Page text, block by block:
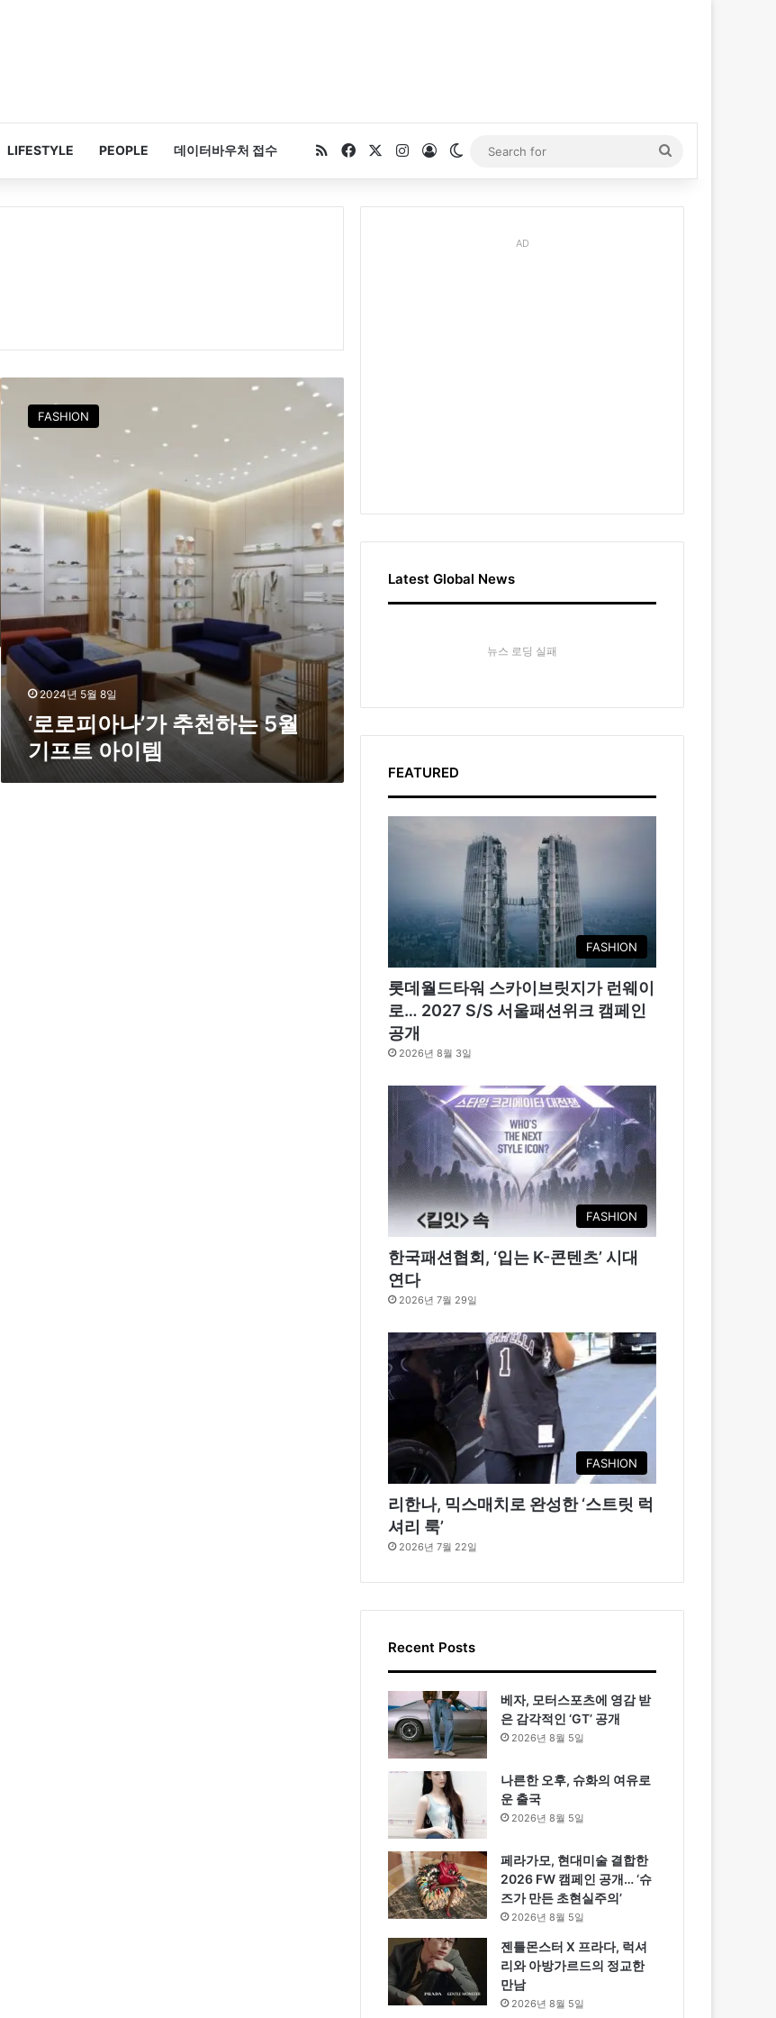
LIFESTYLE PEOPLE 데이터바우처 접수 RSS FacebookInstagram
Log InSwitch skin
for
‘
로
’
천
하
는
월
기
프
트
아
템
FASHION
2024년 5월 8일
‘로로피아나’가 추천하는 5월
기프트 아이템
AD
Latest Global News
뉴스 로딩 실패
FEATURED
FASHION
롯데월드타워 스카이브릿지가 런웨이
로… 2027 S/S 서울패션위크 캠페인
공개
2026년 8월 3일
FASHION
한국패션협회, ‘입는 K-콘텐츠’ 시대
연다
2026년 7월 29일
FASHION
리한나, 믹스매치로 완성한 ‘스트릿 럭
셔리 룩’
2026년 7월 22일
Recent Posts
베자, 모터스포츠에 영감 받
은 감각적인 ‘GT’ 공개
2026년 8월 5일
나른한 오후, 슈화의 여유로
운 출국
2026년 8월 5일
페라가모, 현대미술 결합한
2026 FW 캠페인 공개… ‘슈
즈가 만든 초현실주의’
2026년 8월 5일
젠틀몬스터 X 프라다, 럭셔
리와 아방가르드의 정교한
만남
2026년 8월 5일